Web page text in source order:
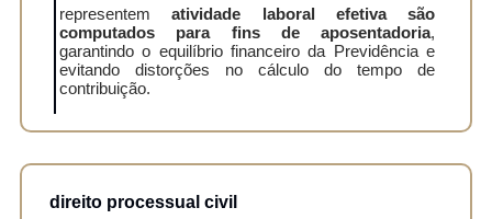
representematividade laboral efetiva são
computados para fins de aposentadoria,
garantindo o equilíbrio financeiro da Previdência e
evitando distorções no cálculo do tempo de
contribuição.
direito processual civil